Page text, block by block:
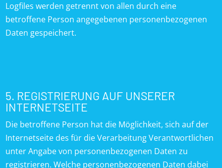
Logfiles werden getrennt von allen durch eine
betroffene Person angegebenen personenbezogenen
Daten gespeichert.
5. REGISTRIERUNG AUF UNSERER
INTERNETSEITE
Die betroffene Person hat die Möglichkeit, sich auf der
Internetseite des für die Verarbeitung Verantwortlichen
unter Angabe von personenbezogenen Daten zu
registrieren. Welche personenbezogenen Daten dabei